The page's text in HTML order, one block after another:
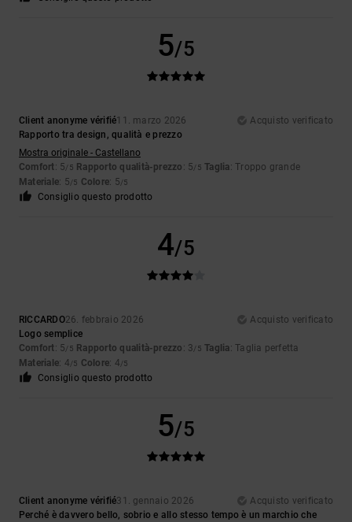
5/5
Client anonyme vérifié11. marzo 2026
Acquisto verificato
Rapporto tra design, qualità e prezzo
Mostra originale - Castellano
Comfort: 5/5 Rapporto qualità-prezzo : 5/5 Taglia: Troppo grande
Materiale: 5/5 Colore: 5/5
Consiglio questo prodotto
4/5
RICCARDO26. febbraio 2026
Acquisto verificato
Logo semplice
Comfort: 5/5 Rapporto qualità-prezzo : 3/5 Taglia: Taglia perfetta
Materiale: 4/5 Colore: 4/5
Consiglio questo prodotto
5/5
Client anonyme vérifié31. gennaio 2026
Acquisto verificato
Perché è davvero bello, sobrio e allo stesso tempo è un marchio che